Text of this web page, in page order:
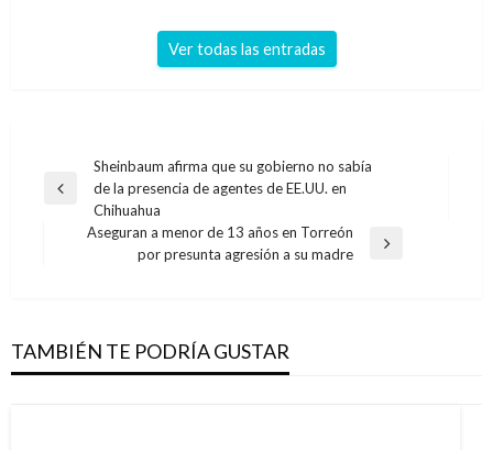
Ver todas las entradas
Navegación
de
entradas
Entrada
Sheinbaum afirma que su gobierno no sabía
de la presencia de agentes de EE.UU. en
Chihuahua
Aseguran a menor de 13 años en Torreón
por presunta agresión a su madre
TAMBIÉN TE PODRÍA GUSTAR